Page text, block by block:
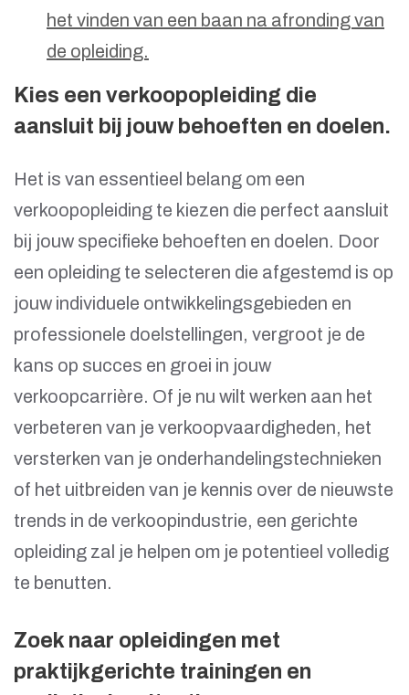
het vinden van een baan na afronding van
de opleiding.
Kies een verkoopopleiding die
aansluit bij jouw behoeften en doelen.
Het is van essentieel belang om een
verkoopopleiding te kiezen die perfect aansluit
bij jouw specifieke behoeften en doelen. Door
een opleiding te selecteren die afgestemd is op
jouw individuele ontwikkelingsgebieden en
professionele doelstellingen, vergroot je de
kans op succes en groei in jouw
verkoopcarrière. Of je nu wilt werken aan het
verbeteren van je verkoopvaardigheden, het
versterken van je onderhandelingstechnieken
of het uitbreiden van je kennis over de nieuwste
trends in de verkoopindustrie, een gerichte
opleiding zal je helpen om je potentieel volledig
te benutten.
Zoek naar opleidingen met
praktijkgerichte trainingen en